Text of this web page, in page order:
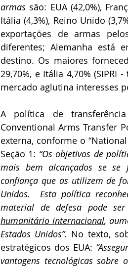
armas são: EUA (42,0%),
Itália (4,3%), Reino Unido
exportações de armas
diferentes; Alemanha está
destino. Os maiores
29,70%, e Itália 4,70% (SIPRI
mercado aglutina interesses
A política de
Conventional Arms Transfer
externa, conforme o
Seção 1: “Os objetivos de
mais bem alcançados se se
confiança que as utilizem de
Unidos.  Esta política
material de defesa pode
humanitário internacional,
Estados Unidos”. No texto,
estratégicos dos EUA:
vantagens tecnológicas